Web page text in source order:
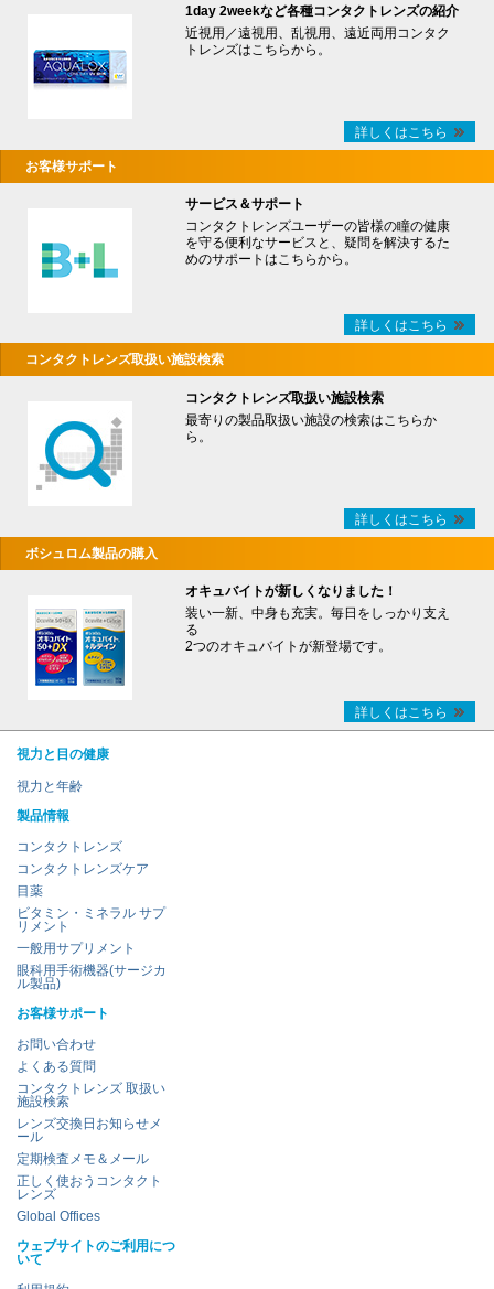
1day 2weekなど各種コンタクトレンズの紹介
近視用／遠視用、乱視用、遠近両用コンタク
トレンズはこちらから。
詳しくはこちら
お客様サポート
サービス＆サポート
コンタクトレンズユーザーの皆様の瞳の健康
を守る便利なサービスと、疑問を解決するた
めのサポートはこちらから。
詳しくはこちら
コンタクトレンズ取扱い施設検索
コンタクトレンズ取扱い施設検索
最寄りの製品取扱い施設の検索はこちらか
ら。
詳しくはこちら
ボシュロム製品の購入
オキュバイトが新しくなりました！
装い一新、中身も充実。毎日をしっかり支え
る
2つのオキュバイトが新登場です。
詳しくはこちら
視力と目の健康
視力と年齢
製品情報
コンタクトレンズ
コンタクトレンズケア
目薬
ビタミン・ミネラル サプ
リメント
一般用サプリメント
眼科用手術機器(サージカ
ル製品)
お客様サポート
お問い合わせ
よくある質問
コンタクトレンズ 取扱い
施設検索
レンズ交換日お知らせメ
ール
定期検査メモ＆メール
正しく使おうコンタクト
レンズ
Global Offices
ウェブサイトのご利用につ
いて